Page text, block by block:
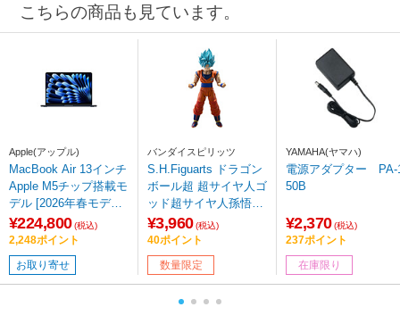
こちらの商品も見ています。
Apple(アップル)
MacBook Air 13インチ
Apple M5チップ搭載モ
デル [2026年春モデル/
SSD 512GB/メモリ16
GB/10コアCPUと8コ
アGPU] ミッドナイト
MDHE4J/A
¥224,800 (税込)
2,248ポイント
お取り寄せ
バンダイスピリッツ
S.H.Figuarts ドラゴン
ボール超 超サイヤ人ゴ
ッド超サイヤ人孫悟空
[限界を超えし蒼き力]
¥3,960 (税込)
40ポイント
数量限定
YAMAHA(ヤマハ)
電源アダプター PA-
50B
¥2,370 (税込)
237ポイント
在庫限り